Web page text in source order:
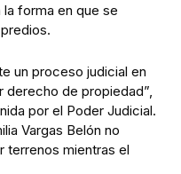
forma en que se
un proceso judicial en
de propiedad”,
por el Poder Judicial.
Vargas Belón no
terrenos mientras el